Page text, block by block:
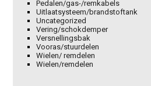
Pedalen/gas-/remkabels
Uitlaatsysteem/brandstoftank
Uncategorized
Vering/schokdemper
Versnellingsbak
Vooras/stuurdelen
Wielen/ remdelen
Wielen/remdelen